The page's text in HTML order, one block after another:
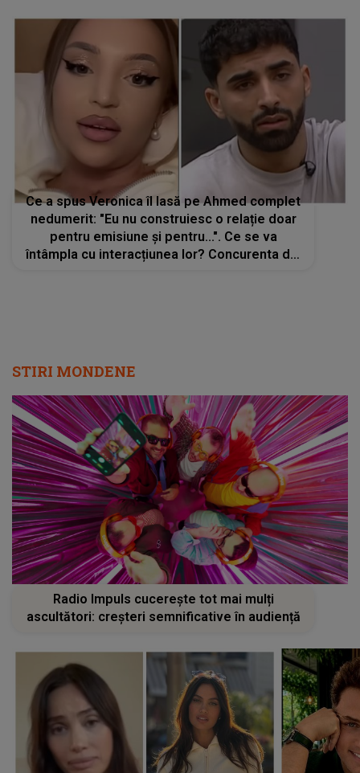
Ce a spus Veronica îl lasă pe Ahmed complet
nedumerit: "Eu nu construiesc o relație doar
pentru emisiune și pentru...". Ce se va
întâmpla cu interacțiunea lor? Concurenta din
STIRI MONDENE
Radio Impuls cucerește tot mai mulți
ascultători: creșteri semnificative în audiență